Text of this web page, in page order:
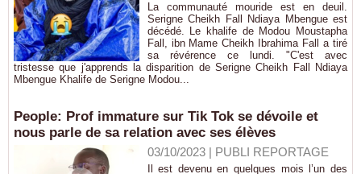
La communauté mouride est en deuil.
Serigne Cheikh Fall Ndiaya Mbengue est
décédé. Le khalife de Modou Moustapha
Fall, ibn Mame Cheikh Ibrahima Fall a tiré
sa révérence ce lundi. "C'est avec
tristesse que j'apprends la disparition de Serigne Cheikh Fall Ndiaya
Mbengue Khalife de Serigne Modou...
People: Prof immature sur Tik Tok se dévoile et
nous parle de sa relation avec ses élèves
03/10/2023| PUBLI REPORTAGE
Il est devenu en quelques mois l’un des